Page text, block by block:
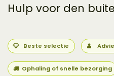
Hulp voor den
Beste selectie
Ophaling of snelle bezorging